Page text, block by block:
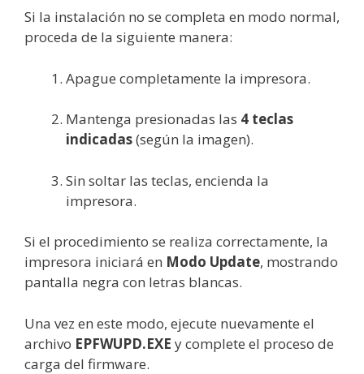
Si la instalación no se completa en modo normal,
proceda de la siguiente manera:
Apague completamente la impresora.
Mantenga presionadas las 4 teclas
indicadas(según la imagen).
Sin soltar las teclas, encienda la
impresora.
Si el procedimiento se realiza correctamente, la
impresora iniciará en Modo Update, mostrando
pantalla negra con letras blancas.
Una vez en este modo, ejecute nuevamente el
archivo EPFWUPD.EXE y complete el proceso de
carga del firmware.